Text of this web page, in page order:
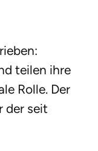
teilen ihre
Rolle. Der
der seit